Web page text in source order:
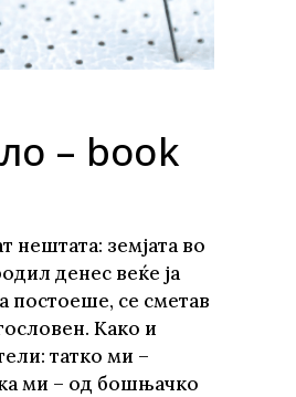
– book
нештата: земјата во
денес веќе ја
постоеше, се сметав
Како и
татко ми –
ми – од бошњачко